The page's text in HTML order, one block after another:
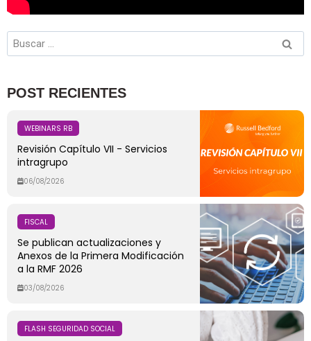
POST RECIENTES
WEBINARS RB
Revisión Capítulo VII - Servicios
intragrupo
06/08/2026
FISCAL
Se publican actualizaciones y
Anexos de la Primera Modificación
a la RMF 2026
03/08/2026
FLASH SEGURIDAD SOCIAL